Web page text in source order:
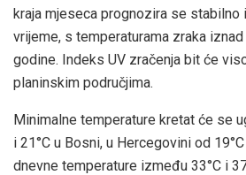
kraja mjeseca prognozira se stabilno
vrijeme, s temperaturama zraka
godine. Indeks UV zračenja bit će
planinskim područjima.
Minimalne temperature kretat će se
i 21°C u Bosni, u Hercegovini od
dnevne temperature između 33°C i